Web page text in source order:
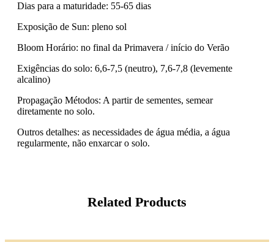
Dias para a maturidade: 55-65 dias
Exposição de Sun: pleno sol
Bloom Horário: no final da Primavera / início do Verão
Exigências do solo: 6,6-7,5 (neutro), 7,6-7,8 (levemente
alcalino)
Propagação Métodos: A partir de sementes, semear
diretamente no solo.
Outros detalhes: as necessidades de água média, a água
regularmente, não enxarcar o solo.
Related Products